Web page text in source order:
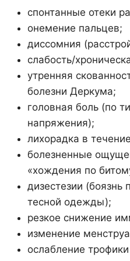
спонтанные отеки
онемение пальцев;
диссомния
слабость/
утренняя
болезни Деркума;
головная боль (по
напряжения);
лихорадка в
болезненные
«хождения по
дизестезии
тесной одежды);
резкое снижение
изменение
ослабление